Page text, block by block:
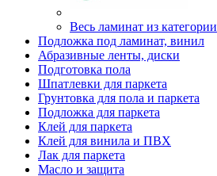
Весь ламинат из категории
Подложка под ламинат, винил
Абразивные ленты, диски
Подготовка пола
Шпатлевки для паркета
Грунтовка для пола и паркета
Подложка для паркета
Клей для паркета
Клей для винила и ПВХ
Лак для паркета
Масло и защита